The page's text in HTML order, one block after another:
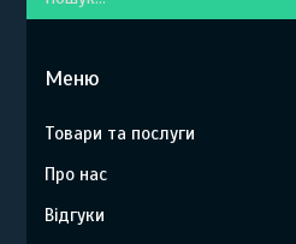
Товари та послуги
Про нас
Відгуки